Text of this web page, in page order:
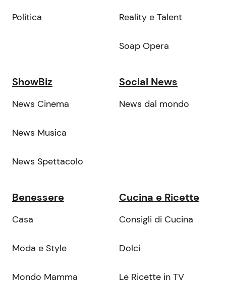
Politica Reality e Talent
Soap Opera
ShowBiz
News Cinema
News Musica
News Spettacolo
Social News
News dal mondo
Benessere
Casa
Moda e Style
Mondo Mamma
Cucina e Ricette
Consigli di Cucina
Dolci
Le Ricette in TV